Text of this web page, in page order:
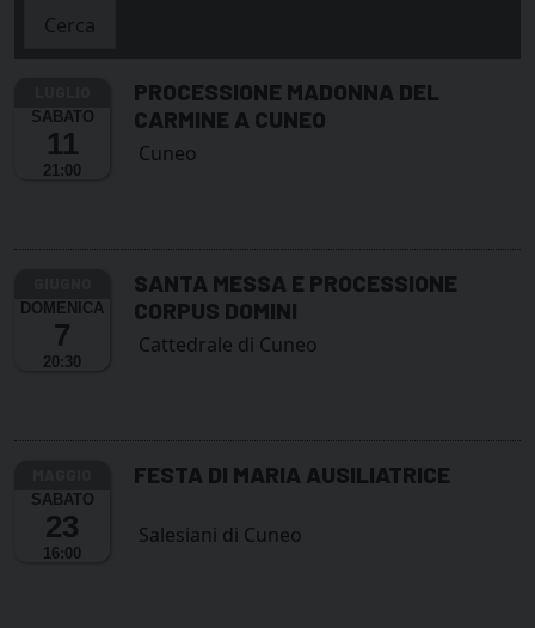
Cerca
SABATO
11
21:00
PROCESSIONE MADONNA DEL
CARMINE A CUNEO
Cuneo
DOMENICA
7
20:30
SANTA MESSA E PROCESSIONE
CORPUS DOMINI
Cattedrale di Cuneo
SABATO
23
16:00
FESTA DI MARIA AUSILIATRICE
Salesiani di Cuneo